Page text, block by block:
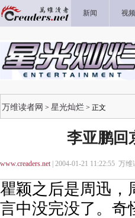
新闻 视频
万维读者网 > 星光灿烂 > 正文
李亚鹏回
www.creaders.net| 2004-01-21 11:22:55 万维
瞿颖之后是周迅，
言中没完没了。奇